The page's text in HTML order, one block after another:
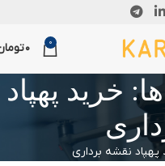
0
0
خرید پهپاد
پهپاد نقشه برداری